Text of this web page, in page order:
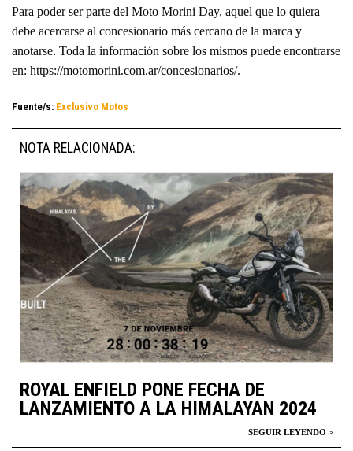
Para poder ser parte del Moto Morini Day, aquel que lo quiera
debe acercarse al concesionario más cercano de la marca y
anotarse. Toda la información sobre los mismos puede encontrarse
en: https://motomorini.com.ar/concesionarios/.
Fuente/s: Exclusivo Motos
NOTA RELACIONADA:
ROYAL ENFIELD PONE FECHA DE
LANZAMIENTO A LA HIMALAYAN 2024